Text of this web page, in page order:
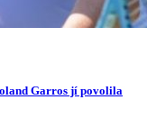
Garros jí povolila